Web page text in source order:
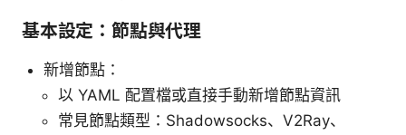
基本設定：節點與代理
新增節點：
以 YAML 配置檔或直接手動新增節點資訊
常見節點類型：Shadowsocks、V2Ray、